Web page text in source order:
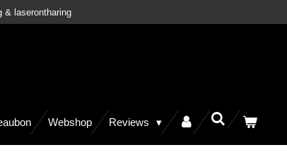
& laserontharing
Webshop Reviews